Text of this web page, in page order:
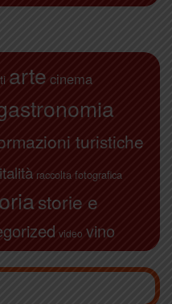
arte cinema
turistiche
raccolta fotografica
storie e
video vino